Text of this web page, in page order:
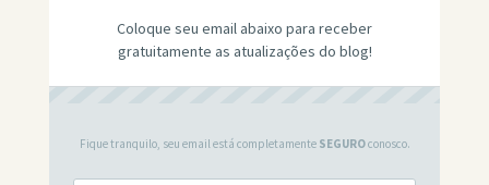
Coloque seu email abaixo para receber
gratuitamente as atualizações do blog!
Fique tranquilo, seu email está completamente SEGUROconosco.